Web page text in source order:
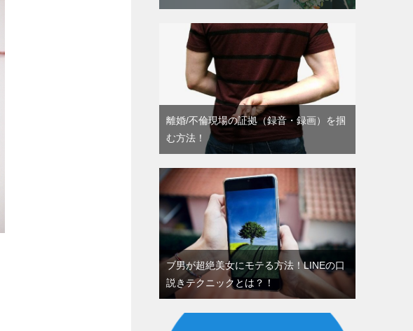
離婚/不倫現場の証拠（録音・録画）を掴
む方法！
ブ男が超絶美女にモテる方法！LINEの口
説きテクニックとは？！